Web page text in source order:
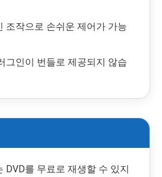
조작으로 손쉬운 제어가 가능
그인이 번들로 제공되지 않습
DVD를 무료로 재생할 수 있지